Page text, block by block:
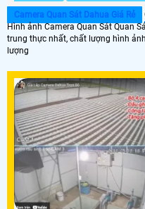
Camera Quan Sát Dahua Giá Rẻ
Hình ảnh Camera Quan Sát Quan
trung thực nhất, chất lượng hình
lượng